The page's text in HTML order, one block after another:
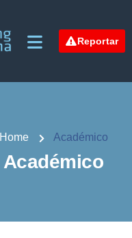
Reportar
Home Académico
Académico